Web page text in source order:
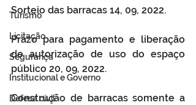
Turismo
Licitação
Segurança
Institucional e Governo
Defesa cívil
Sorteio das barracas 14, 09, 2022.
Prazo para pagamento e liberação
de autorização de uso do espaço
público 20, 09, 2022.
Construção de barracas somente a